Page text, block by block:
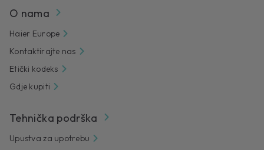
O nama
Haier Europe
Kontaktirajte nas
Etički kodeks
Gdje kupiti
Tehnička podrška
Upustva za upotrebu